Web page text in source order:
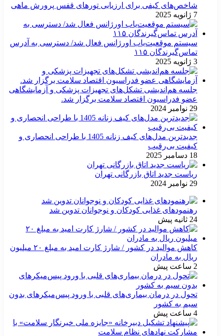
شاخص‌های کیفی برای ارزیابی تورهای قفس پرورش ماهی
7 ژانویه 2025
سیستم موقعیت‌یاب اورژانس فعال شد/ دسترسی به آدرس
تماس‌گیرندگان ۱۱۵
3 ژانویه 2025
جلسه هم‌اندیشی تشکل‌های تجهیزات پزشکی و آزمایشگاهی
عضو فدراسیون اقتصاد سلامت برگزار شد.
29 نوامبر 2024
جدیدترین مدل‌های کیف زنانه 1405 با طراحی انحصاری و
کیفیت بی‌رقیب
18 دسامبر 2025
ریاست جدید اتاق بازرگانی تهران
29 نوامبر 2024
رهنمودهای غذایی کودکان و نوجوانان تدوین شد
24 ثانیه پیش
کاهش موالید در کشور / شارژ کارت امید به مبلغ ۲۰ میلیون
ریال به مادران
2 ساعت پیش
تحول در درمان بیماری‌های قلبی با ورود پیس‌میکرهای بدون
سیم به کشور
4 ساعت پیش